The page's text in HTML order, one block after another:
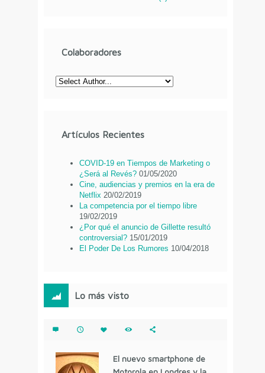
Colaboradores
Artículos Recientes
COVID-19 en Tiempos de Marketing o
¿Será al Revés? 01/05/2020
Cine, audiencias y premios en la era de
Netflix 20/02/2019
La competencia por el tiempo libre
19/02/2019
¿Por qué el anuncio de Gillette resultó
controversial? 15/01/2019
El Poder De Los Rumores 10/04/2018
Lo más visto
El nuevo smartphone de